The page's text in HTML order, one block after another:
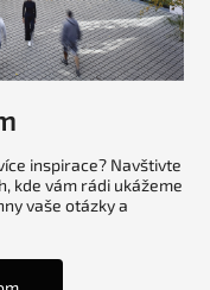
inspirace? Navštivte
kde vám rádi ukážeme
vaše otázky a